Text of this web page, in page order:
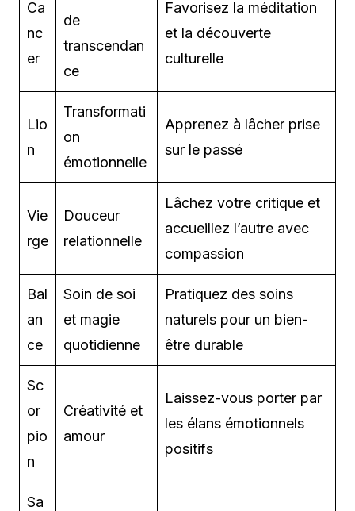
Ca
nc
er
de
transcendan
ce
Favorisez la méditation
et la découverte
culturelle
Lio
n
Transformati
on
émotionnelle
Apprenez à lâcher prise
sur le passé
Vie
rge
Douceur
relationnelle
Lâchez votre critique et
accueillez l’autre avec
compassion
Bal
an
ce
Soin de soi
et magie
quotidienne
Pratiquez des soins
naturels pour un bien-
être durable
Sc
or
pio
n
Créativité et
amour
Laissez-vous porter par
les élans émotionnels
positifs
Sa